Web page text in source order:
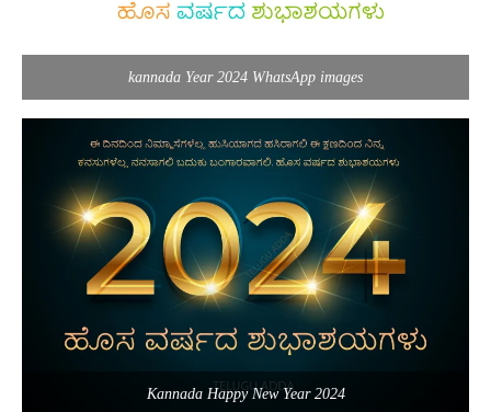
kannada Year 2024 WhatsApp images
Kannada Happy New Year 2024